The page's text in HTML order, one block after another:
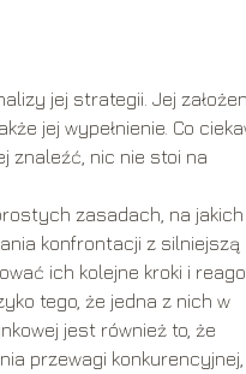
jej strategii. Jej
jej wypełnienie. Co
znaleźć, nic nie stoi na
zasadach, na
konfrontacji z silniejszą
ich kolejne kroki i
tego, że jedna z nich w
jest również to, że
przewagi konkurencyjnej,